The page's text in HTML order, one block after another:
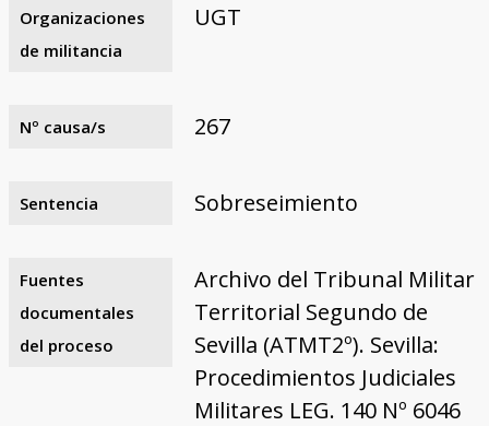
Organizaciones
de militancia
UGT
Nº causa/s 267
Sentencia Sobreseimiento
Fuentes
documentales
del proceso
Archivo del Tribunal Militar
Territorial Segundo de
Sevilla (ATMT2º). Sevilla:
Procedimientos Judiciales
Militares LEG. 140 Nº 6046